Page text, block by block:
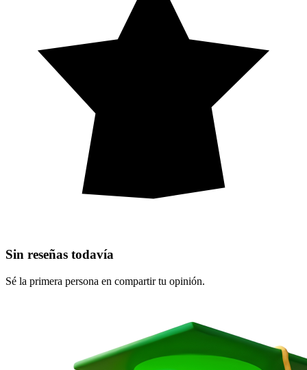
Sin reseñas todavía
Sé la primera persona en compartir tu opinión.